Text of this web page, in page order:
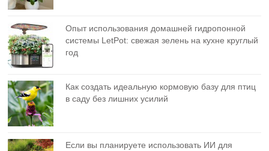
Опыт использования домашней гидропонной
системы LetPot: свежая зелень на кухне круглый
год
Как создать идеальную кормовую базу для птиц
в саду без лишних усилий
Если вы планируете использовать ИИ для